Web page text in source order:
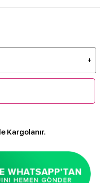
Kargolanır.